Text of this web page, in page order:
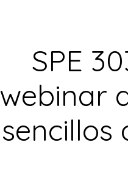
SPE
webinar
sencillos